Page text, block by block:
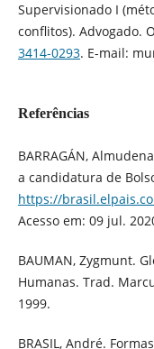
Supervisionado I
conflitos). Advogado.
3414-0293. E-mail:
Referências
BARRAGÁN,
a candidatura de
https://
Acesso em: 09 jul.
BAUMAN, Zygmunt.
Humanas. Trad.
1999.
BRASIL, André.